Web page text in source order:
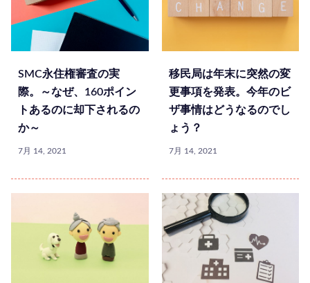
SMC永住権審査の実
際。～なぜ、160ポイン
トあるのに却下されるの
か～
7月 14, 2021
移民局は年末に突然の変
更事項を発表。今年のビ
ザ事情はどうなるのでし
ょう？
7月 14, 2021